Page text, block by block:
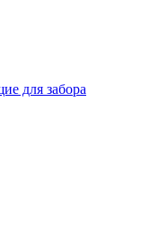
для забора